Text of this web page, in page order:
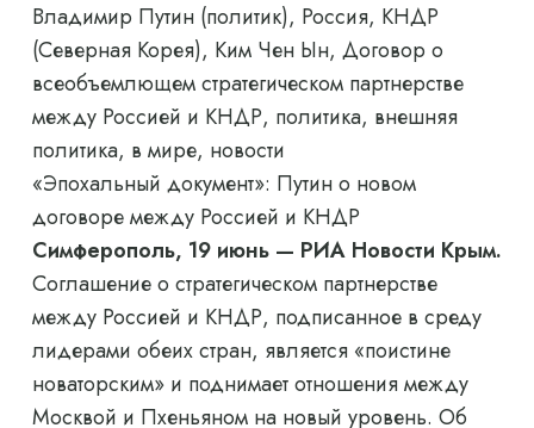
Владимир Путин (политик), Россия, КНДР
(Северная Корея), Ким Чен Ын, Договор о
всеобъемлющем стратегическом партнерстве
между Россией и КНДР, политика, внешняя
политика, в мире, новости
«Эпохальный документ»: Путин о новом
договоре между Россией и КНДР
Симферополь, 19 июнь — РИА Новости Крым.
Соглашение о стратегическом партнерстве
между Россией и КНДР, подписанное в среду
лидерами обеих стран, является «поистине
новаторским» и поднимает отношения между
Москвой и Пхеньяном на новый уровень. Об